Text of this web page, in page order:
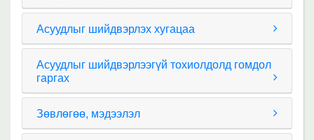
Асуудлыг шийдвэрлэх хугацаа
Асуудлыг шийдвэрлээгүй тохиолдолд гомдол
гаргах
Зөвлөгөө, мэдээлэл